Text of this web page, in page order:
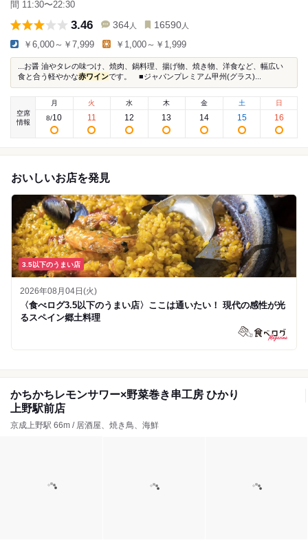
間 11:30〜22:30
3.46 364 人 16590 人
￥6,000～￥7,999 ￥1,000～￥1,999
...お醤 油やタレの味つけ、焼肉、鍋料理、揚げ物、焼き物、洋食など、幅広い
食と合う軽やかな赤ワインです。 ■ジャパンプレミアム甲州(グラス)...
空席
情報
月
8/10
火
11
水
12
木
13
金
14
土
15
日
16
おいしいお店を発見
3.5以下のうまい店
2026年08月04日(火)
〈食べログ3.5以下のうまい店〉ここは通いたい！ 現代の感性が光
るスペイン郷土料理
かちかちレモンサワー×野菜巻き串工房 ひかり
上野駅前店
京成上野駅 66m / 居酒屋、焼き鳥、海鮮